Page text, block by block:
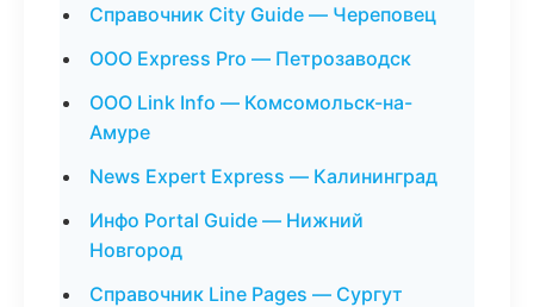
Справочник City Guide — Череповец
ООО Express Pro — Петрозаводск
ООО Link Info — Комсомольск-на-
Амуре
News Expert Express — Калининград
Инфо Portal Guide — Нижний
Новгород
Справочник Line Pages — Сургут